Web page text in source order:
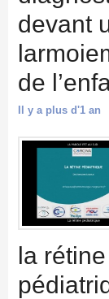
devant
de
Il y a plus d'1 an
la rétine